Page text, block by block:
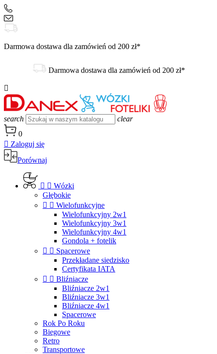
Darmowa dostawa dla zamówień od 200 zł*
Darmowa dostawa dla zamówień od 200 zł*

search
clear
0
 Zaloguj się
Porównaj
  Wózki
Głębokie
  Wielofunkcyjne
Wielofunkcyjny 2w1
Wielofunkcyjny 3w1
Wielofunkcyjny 4w1
Gondola + fotelik
  Spacerowe
Przekładane siedzisko
Certyfikata IATA
  Bliźniacze
Bliźniacze 2w1
Bliźniacze 3w1
Bliźniacze 4w1
Spacerowe
Rok Po Roku
Biegowe
Retro
Transportowe